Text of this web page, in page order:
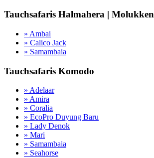
Tauchsafaris Halmahera | Molukken
» Ambai
» Calico Jack
» Samambaia
Tauchsafaris Komodo
» Adelaar
» Amira
» Coralia
» EcoPro Duyung Baru
» Lady Denok
» Mari
» Samambaia
» Seahorse